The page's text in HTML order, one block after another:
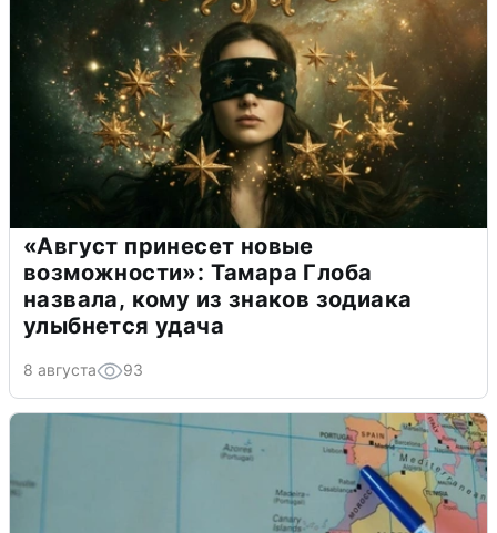
«Август принесет новые
возможности»: Тамара Глоба
назвала, кому из знаков зодиака
улыбнется удача
8 августа 93